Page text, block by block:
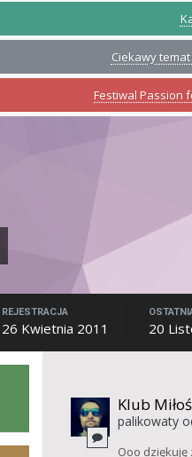
Ciekawy
Festiwal Passion
REJESTRACJA
26 Kwietnia 2011 20
Klub
palikowaty
Ooo dziękuję